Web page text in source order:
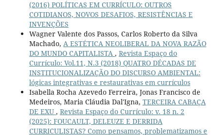
(2016) POLÍTICAS EM CURRÍCULO: OUTROS
COTIDIANOS, NOVOS DESAFIOS, RESISTÊNCIAS E
INVENÇÕES
Wagner Valente dos Passos, Carlos Roberto da Silva
Machado, A ESTÉTICA NEOLIBERAL DA NOVA RAZÃO
DO MUNDO CAPITALISTA , Revista Espaço do
Currículo: Vol.11, N.3 (2018) QUATRO DÉCADAS DE
INSTITUCIONALIZAÇÃO DO DISCURSO AMBIENTAL:
lógicas integrativas e restaurativas em currículos
Isabella Rocha Azevedo Ferreira, Jonas Francisco de
Medeiros, Maria Cláudia Dal'Igna, TERCEIRA CABAÇA
DE EXU , Revista Espaço do Currículo: v. 18 n. 2
(2025): FOUCAULT, DELEUZE E DERRIDA
CURRICULISTAS? Como pensamos, problematizamos e